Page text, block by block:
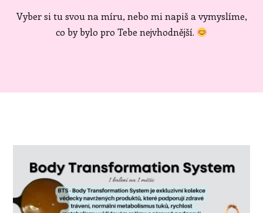
Vyber si tu svou na míru, nebo mi napiš a vymyslíme,
co by bylo pro Tebe nejvhodnější.